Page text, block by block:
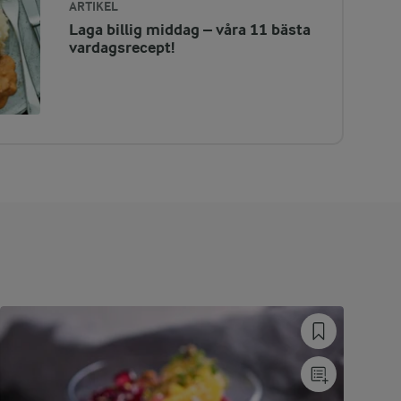
ARTIKEL
Laga billig middag – våra 11 bästa
vardagsrecept!